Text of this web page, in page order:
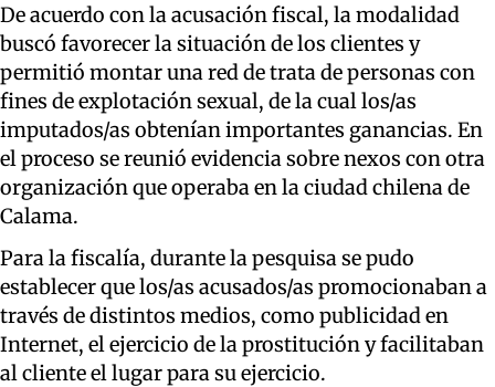
De acuerdo con la acusación fiscal, la modalidad
buscó favorecer la situación de los clientes y
permitió montar una red de trata de personas con
fines de explotación sexual, de la cual los/as
imputados/as obtenían importantes ganancias. En
el proceso se reunió evidencia sobre nexos con otra
organización que operaba en la ciudad chilena de
Calama.
Para la fiscalía, durante la pesquisa se pudo
establecer que los/as acusados/as promocionaban a
través de distintos medios, como publicidad en
Internet, el ejercicio de la prostitución y facilitaban
al cliente el lugar para su ejercicio.